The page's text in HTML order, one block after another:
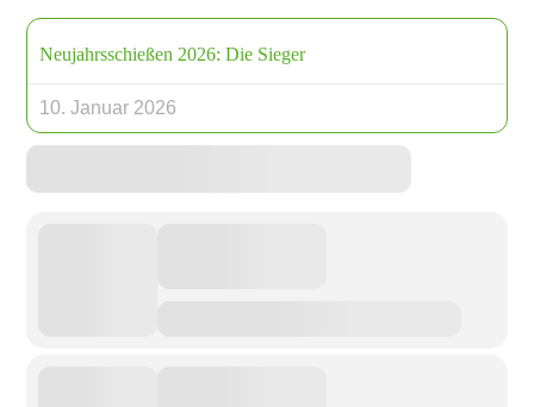
Neujahrsschießen 2026: Die Sieger
10. Januar 2026